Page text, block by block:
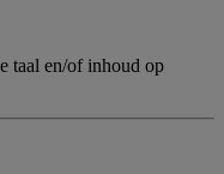
taal en/of inhoud op